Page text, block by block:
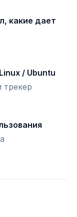
какие дает
/ Ubuntu
трекер